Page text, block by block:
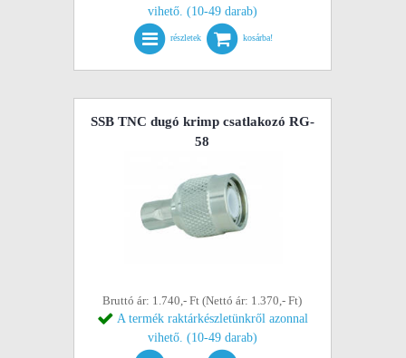
vihető. (10-49 darab)
részletek kosárba!
SSB TNC dugó krimp csatlakozó RG-
58
Bruttó ár: 1.740,- Ft (Nettó ár: 1.370,- Ft)
A termék raktárkészletünkről azonnal
vihető. (10-49 darab)